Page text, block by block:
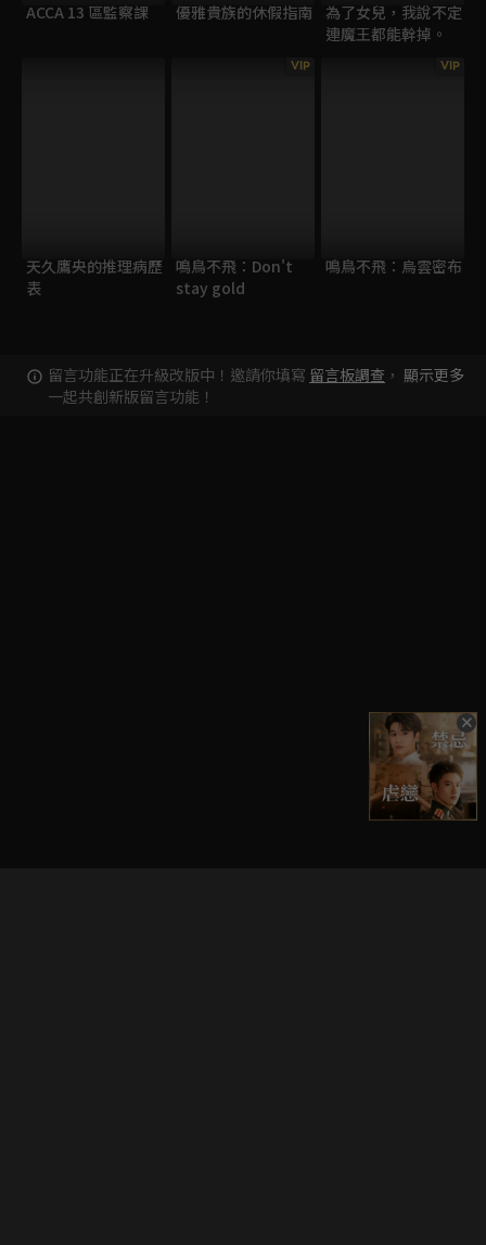
ACCA 13 區監察課 優雅貴族的休假指南 為了女兒，我說不定
連魔王都能幹掉。
天久鷹央的推理病歷
表
VIP
鳴鳥不飛：Don't
stay gold
VIP
鳴鳥不飛：烏雲密布
留言功能正在升級改版中！邀請你填寫 留言板調查 ，
一起共創新版留言功能！
顯示更多